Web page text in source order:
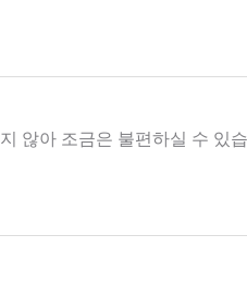
않아 조금은 불편하실 수 있